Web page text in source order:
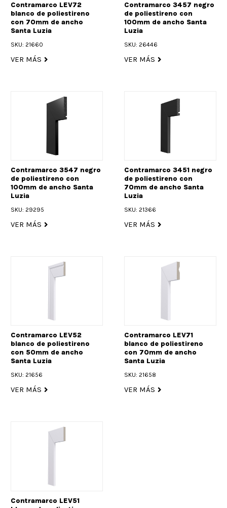
Contramarco LEV72
blanco de poliestireno
con 70mm de ancho
Santa Luzia
SKU: 21660
VER MÁS
Contramarco 3457 negro
de poliestireno con
100mm de ancho Santa
Luzia
SKU: 26446
VER MÁS
Contramarco 3547 negro
de poliestireno con
100mm de ancho Santa
Luzia
SKU: 29295
VER MÁS
Contramarco 3451 negro
de poliestireno con
70mm de ancho Santa
Luzia
SKU: 21366
VER MÁS
Contramarco LEV52
blanco de poliestireno
con 50mm de ancho
Santa Luzia
SKU: 21656
VER MÁS
Contramarco LEV71
blanco de poliestireno
con 70mm de ancho
Santa Luzia
SKU: 21658
VER MÁS
Contramarco LEV51